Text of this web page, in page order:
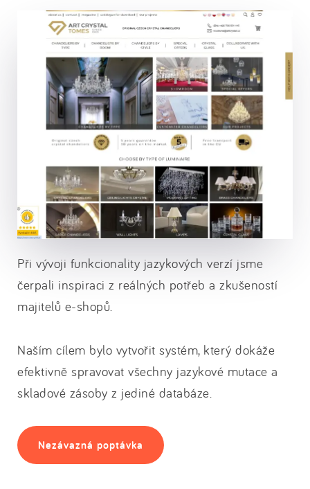
Při vývoji funkcionality jazykových verzí jsme
čerpali inspiraci z reálných potřeb a zkušeností
majitelů e-shopů.
Naším cílem bylo vytvořit systém, který dokáže
efektivně spravovat všechny jazykové mutace a
skladové zásoby z jediné databáze.
Nezávazná poptávka